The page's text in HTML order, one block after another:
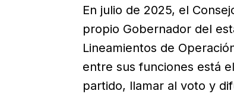
En julio de 2025, el
propio Gobernador del
Lineamientos de
entre sus funciones está
partido, llamar al voto y